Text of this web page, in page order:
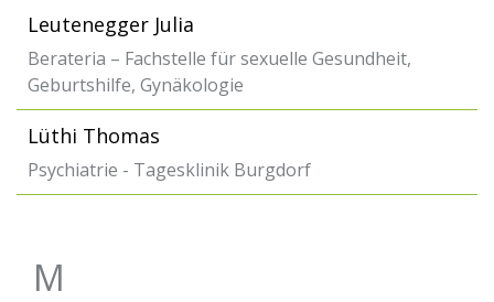
Leutenegger Julia
Berateria – Fachstelle für sexuelle Gesundheit,
Geburtshilfe, Gynäkologie
Lüthi Thomas
Psychiatrie - Tagesklinik Burgdorf
M